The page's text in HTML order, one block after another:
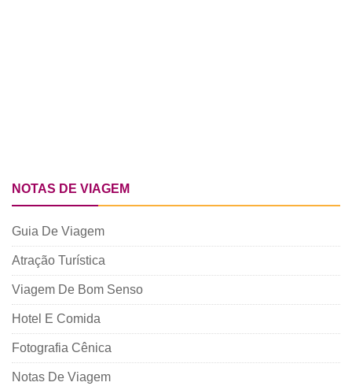
NOTAS DE VIAGEM
Guia De Viagem
Atração Turística
Viagem De Bom Senso
Hotel E Comida
Fotografia Cênica
Notas De Viagem